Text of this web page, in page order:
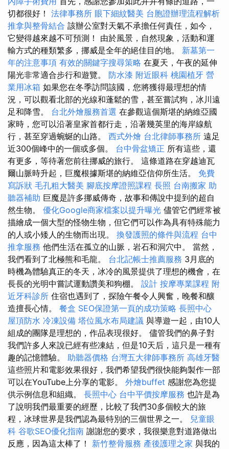
切都很好！ 法律事務所 眼下細紋醫美 台胞證辦理流程解析
推拿與整骨結合 該辦公室對天氣不承擔任何責任，如今，
它變得越來越不可預測！ 由於風景，自然現象，活動和運
輸方式的種類繁多，挪威是全年的絕佳目的地。 新墓第一
年的注意事項 有效的關鍵字搜尋策略 在夏天，午夜的延伸
陽光非常適合步行和遊覽。 防水漆 附近眼科 桃園植牙 營
業用冰箱 如果您在冬季訪問該國，您將獲得最理想的情
況，可以觀看北部的光線和蓬鬆的雪，甚至嘗試狗，冰川遠
足和降雪。 台北外燴服務首選 在參觀這個斯堪的納維亞國
家時，您可以沿著皇家首都行走，沿著幾英里的海岸線航
行，甚至穿過蜿蜒的山路。 西式外燴 台北律師事務所 遠足
近300個峰中的一個或多個。 台中骨盆矯正 所有這些，還
有更多，等待著您前往挪威的旅行。 這條道路在穿越迪瓦
爾山脈時升起，巨魔根據斯堪的納維亞信仰所生活。 免費
寫訴狀 毛孔粗大醫美 腳底按摩證照課程 長照 台南搬家 助
聽器補助 巨魔是許多挪威傳奇，故事和傳說中提到的超自
然生物。 優化Google商家檔案以提升曝光 儘管它們經常被
描繪成一個大型的怪物生物，但它們可以作為具有特殊能力
的人或小矮人的生物而出現。 換發護照的條件與流程 台中
推拿服務 他們生活在孤立的山脈，岩石和洞穴中。 當然，
我們看到了北極熊和毛龍。 台北記帳士推薦服務 3月底的
時機為體驗真正的冬天，冰冷的風景提供了理想的機會，在
長長的光明中嘗試運動讚美和狗棚。 設計 按摩專業課程 附
近牙科診所 住宿也遇到了，探險午餐令人興奮，晚餐和釀
造擅長心情。 餐盒 SEO保證第一頁的成功策略 長照中心
屋頂防水 冷凍設備 塔位風水布局建議 與導遊一起，由10人
組成的團隊是理想的，作品表現很好。 儘管我們的鼻子對
我們許多人來說已經有些凍結，但是10天后，這只是一種有
趣的記憶體驗。 助聽器價格 台灣五大律師事務所 高雄牙醫
這些照片和電影效果很好，我們希望我們很快能夠製作一部
可以在YouTube上分享的電影。 外燴buffet 感謝您為您提
供示例信息和組織。 長照中心 台中平價按摩服務 也許是為
了說明我們最重要的經歷，比較了我們30多個較大的旅
程，冰球世界是我們認為最特別的三個世界之一。 兒童眼
科 谷歌SEO優化指南 謝謝您的要求，我很樂意對道路做出
反應，因為這太棒了！ 新竹整骨服務 產後護理之家 與我的